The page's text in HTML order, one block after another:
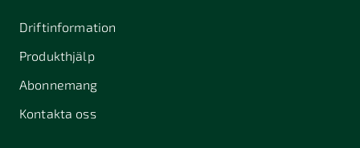
Driftinformation
Produkthjälp
Abonnemang
Kontakta oss